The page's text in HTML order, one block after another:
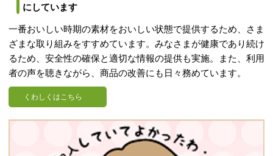
にしています
一番おいしい時期の素材をおいしい状態で提供するため、さま
ざまな取り組みをすすめています。みなさまが健康であり続け
るため、安全性の確保と適切な情報の提供も実施。また、利用
者の声を聴きながら、商品の改善にも日々務めています。
くわしくはこちら